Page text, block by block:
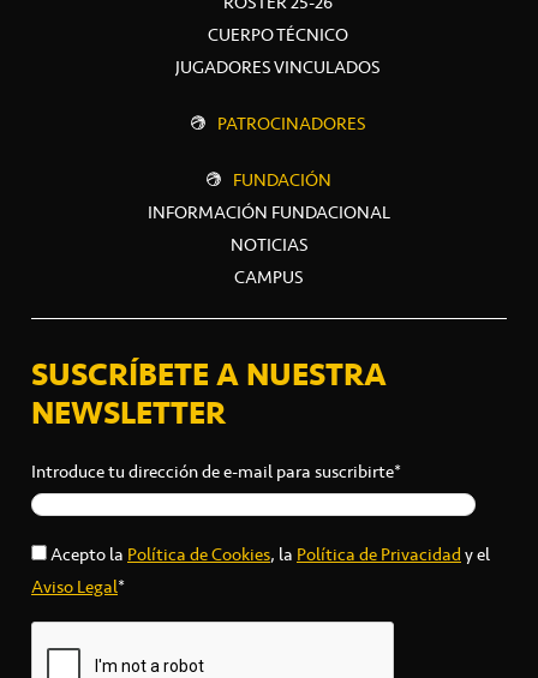
CUERPO TÉCNICO
JUGADORES VINCULADOS
PATROCINADORES
FUNDACIÓN
INFORMACIÓN FUNDACIONAL
NOTICIAS
CAMPUS
SUSCRÍBETE A NUESTRA
NEWSLETTER
Introduce tu dirección de e-mail para suscribirte*
Acepto laPolítica de Cookies, laPolítica de Privacidady el
Aviso Legal*